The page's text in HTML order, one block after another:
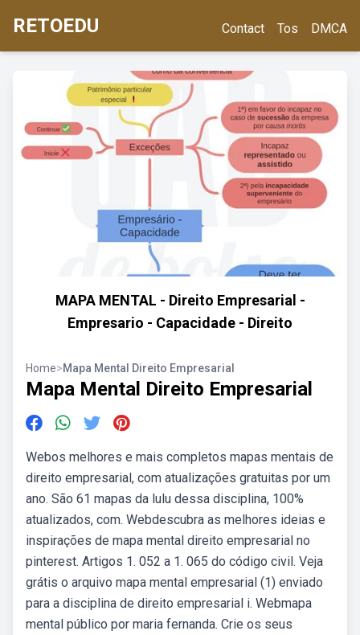
RETOEDU Contact Tos DMCA
MAPA MENTAL - Direito Empresarial -
Empresario - Capacidade - Direito
Home>Mapa Mental Direito Empresarial
Mapa Mental Direito Empresarial
Webos melhores e mais completos mapas mentais de
direito empresarial, com atualizações gratuitas por um
ano. São 61 mapas da lulu dessa disciplina, 100%
atualizados, com. Webdescubra as melhores ideias e
inspirações de mapa mental direito empresarial no
pinterest. Artigos 1. 052 a 1. 065 do código civil. Veja
grátis o arquivo mapa mental empresarial (1) enviado
para a disciplina de direito empresarial i. Webmapa
mental público por maria fernanda. Crie os seus